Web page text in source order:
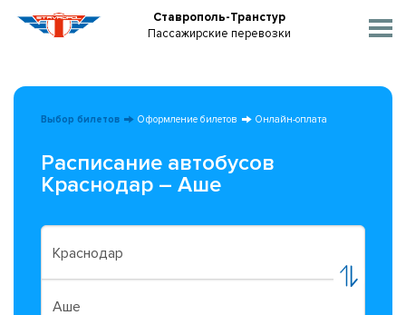
Ставрополь-Транстур
Пассажирские перевозки
Выбор билетов Оформление билетов Онлайн-оплата
Расписание автобусов
Краснодар – Аше